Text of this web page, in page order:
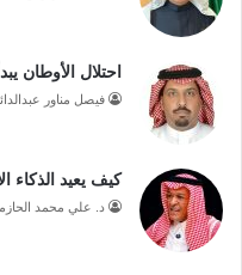
احتلال الأوطان
فيصل مناور
كيف يعيد الذكاء
د. علي محمد